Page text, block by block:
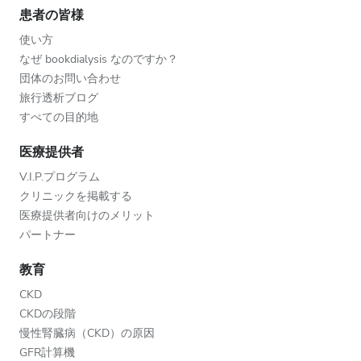
患者の皆様
使い方
なぜ bookdialysis なのですか？
団体のお問い合わせ
旅行透析ブログ
すべての目的地
医療提供者
V.I.P.プログラム
クリニックを掲載する
医療提供者向けのメリット
パートナー
教育
CKD
CKDの段階
慢性腎臓病（CKD）の原因
GFR計算機